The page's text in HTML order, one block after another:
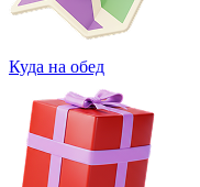
Куда на обед